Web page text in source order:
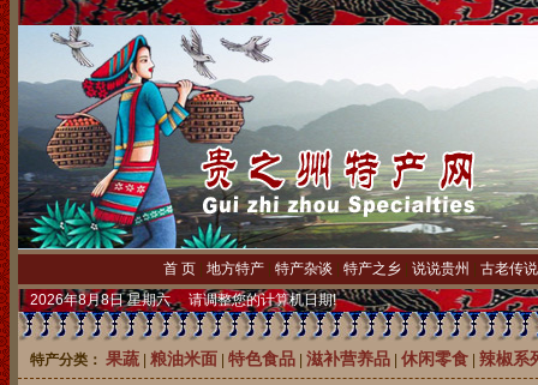
首 页 地方特产 特产杂谈 特产之乡 说说贵州
古老传说
2026年8月8日 星期六 请调整您的计算机日期!
特产分类： 果蔬 粮油米面 特色食品 滋补营养品 休闲零食 辣椒系